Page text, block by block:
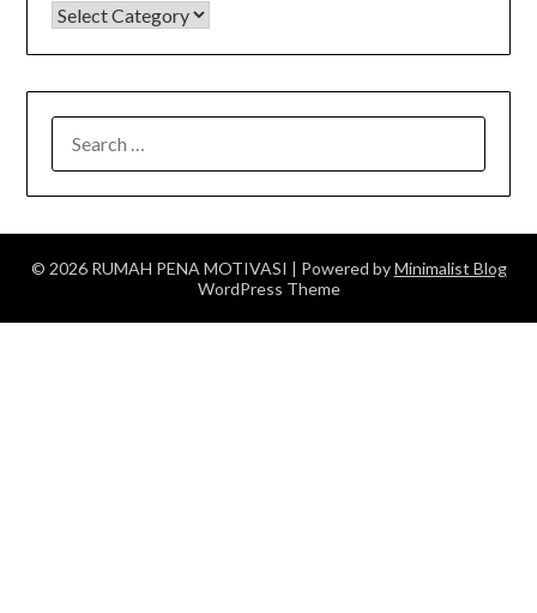
KATEGORI
FOR:
© 2026 RUMAH PENA MOTIVASI | Powered byMinimalist Blog
WordPress Theme